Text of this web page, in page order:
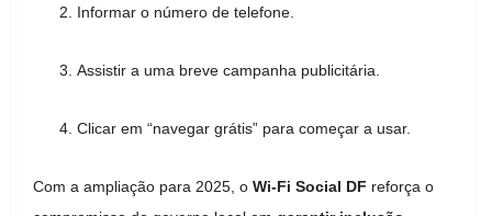
Informar o número de telefone.
Assistir a uma breve campanha publicitária.
Clicar em “navegar grátis” para começar a usar.
Com a ampliação para 2025, o Wi-Fi Social DF reforça o